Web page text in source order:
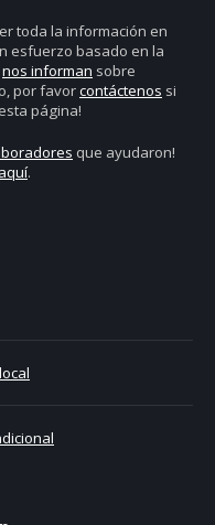
toda la información en
esfuerzo basado en la
nos informan sobre
por favorcontáctenos si
página!
que ayudaron!
.